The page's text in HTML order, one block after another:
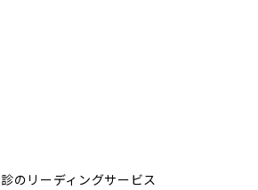
のリーディングサービス